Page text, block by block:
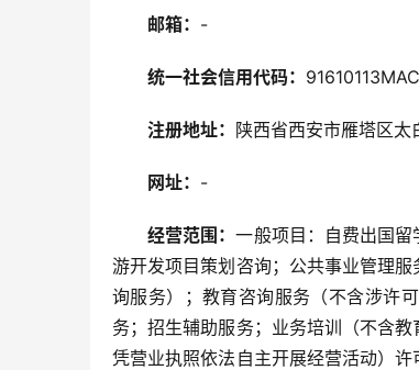
邮箱： -
统一社会信用代码：
注册地址： 陕西省西安市雁塔区
网址： -
经营范围：一般项目：自费出国
游开发项目策划咨询；公共事业管理
询服务）；教育咨询服务（不含涉许
务；招生辅助服务；业务培训（不含
凭营业执照依法自主开展经营活动）